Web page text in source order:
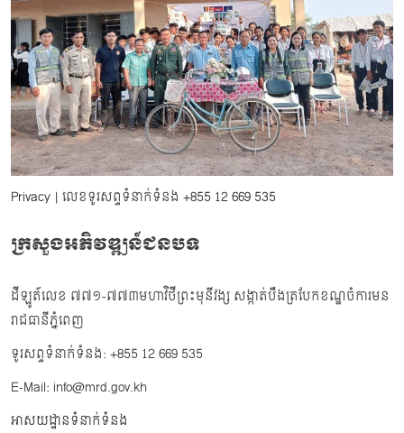
Privacy | លេខទូរសព្ទទំនាក់ទំនង +855 12 669 535
ក្រសួងអភិវឌ្ឍន៍ជនបទ
ដីឡូត៍លេខ ៧៧១-៧៧៣មហាវិថីព្រះមុនីវង្ស សង្កាត់បឹងត្របែកខណ្ឌចំការមន
រាជធានីភ្នំពេញ
ទូរសព្ទទំនាក់ទំនង: +855 12 669 535
E-Mail: info@mrd.gov.kh
អាសយដ្ឋានទំនាក់ទំនង